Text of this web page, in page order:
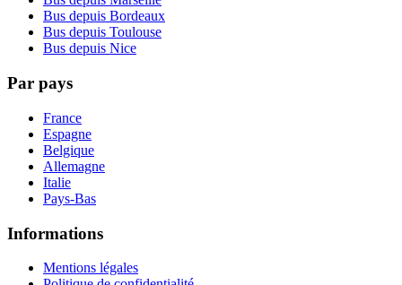
Bus depuis Bordeaux
Bus depuis Toulouse
Bus depuis Nice
Par pays
France
Espagne
Belgique
Allemagne
Italie
Pays-Bas
Informations
Mentions légales